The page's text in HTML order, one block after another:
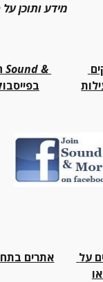
מידע ותוכן על
Sound &
אתרים